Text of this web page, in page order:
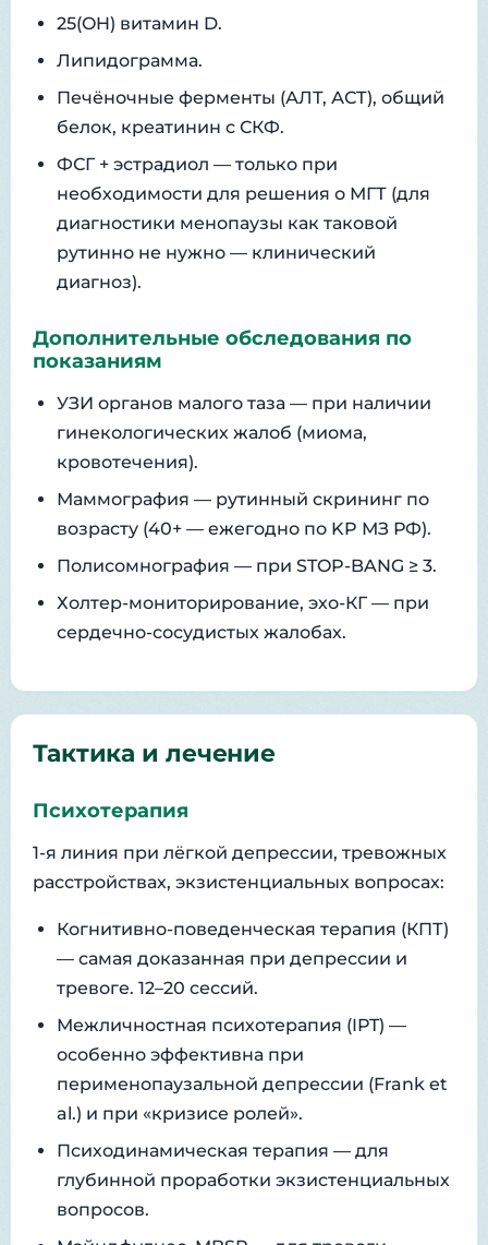
25(OH) витамин D.
Липидограмма.
Печёночные ферменты (АЛТ, АСТ), общий
белок, креатинин с СКФ.
ФСГ + эстрадиол — только при
необходимости для решения о МГТ (для
диагностики менопаузы как таковой
рутинно не нужно — клинический
диагноз).
Дополнительные обследования по
показаниям
УЗИ органов малого таза — при наличии
гинекологических жалоб (миома,
кровотечения).
Маммография — рутинный скрининг по
возрасту (40+ — ежегодно по KP МЗ РФ).
Полисомнография — при STOP-BANG ≥ 3.
Холтер-мониторирование, эхо-КГ — при
сердечно-сосудистых жалобах.
Тактика и лечение
Психотерапия
1-я линия при лёгкой депрессии, тревожных
расстройствах, экзистенциальных вопросах:
Когнитивно-поведенческая терапия (КПТ)
— самая доказанная при депрессии и
тревоге. 12–20 сессий.
Межличностная психотерапия (IPT) —
особенно эффективна при
перименопаузальной депрессии (Frank et
al.) и при «кризисе ролей».
Психодинамическая терапия — для
глубинной проработки экзистенциальных
вопросов.